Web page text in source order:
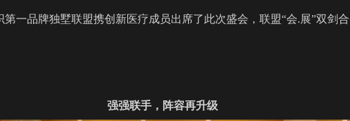
第一品牌独墅联盟携创新医疗成员出席了此次盛会，联盟“会.展”双剑
强强联手，阵容再升级